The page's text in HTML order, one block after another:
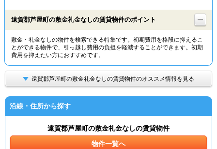
物件特集から
TOP
遠賀郡芦屋町の敷金礼金なしの賃貸物件のポイント
敷金・礼金なしの物件を検索できる特集です。初期費用を格段に抑えるこ
とができる物件で、引っ越し費用の負担を軽減することができます。初期
費用を抑えたい方におすすめです。
遠賀郡芦屋町の敷金礼金なしの賃貸物件のオススメ情報を見る
沿線・住所から探す
遠賀郡芦屋町の敷金礼金なしの賃貸物件
物件一覧へ